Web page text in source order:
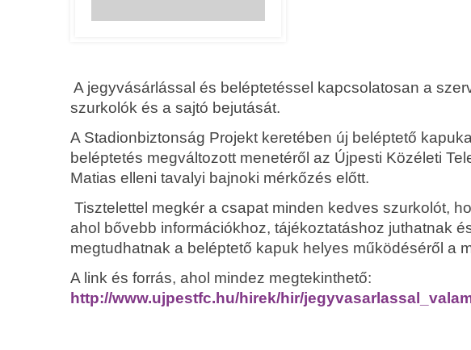
A jegyvásárlással és beléptetéssel kapcsolatosan a
szurkolók és a sajtó bejutását.
A Stadionbiztonság Projekt keretében új beléptető
beléptetés megváltozott menetéről az Újpesti Közéleti
Matias elleni tavalyi bajnoki mérkőzés előtt.
Tisztelettel megkér a csapat minden kedves szurkolót,
ahol bővebb információkhoz, tájékoztatáshoz juthatnak
megtudhatnak a beléptető kapuk helyes működéséről a
A link és forrás, ahol mindez megtekinthető:
http://www.ujpestfc.hu/hirek/hir/